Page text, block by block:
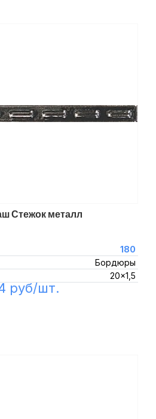
Стежок металл
180
Бордюры
20x1,5
руб/шт.